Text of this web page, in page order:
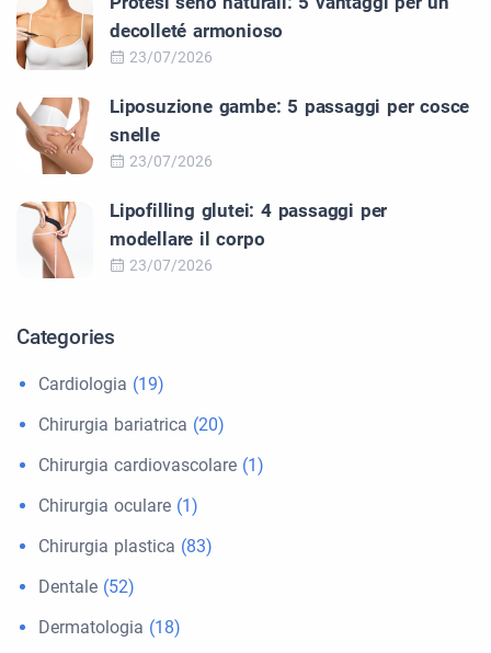
decolleté armonioso
23/07/2026
Liposuzione gambe: 5 passaggi per cosce
snelle
23/07/2026
Lipofilling glutei: 4 passaggi per
modellare il corpo
23/07/2026
Categories
Cardiologia (19)
Chirurgia bariatrica (20)
Chirurgia cardiovascolare (1)
Chirurgia oculare (1)
Chirurgia plastica (83)
Dentale (52)
Dermatologia (18)